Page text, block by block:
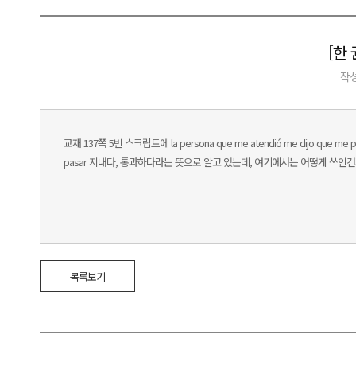
[한
작
교재 137쪽 5번 스크립트에 la persona que me atendió me dijo que
pasar 지내다, 통과하다라는 뜻으로 알고 있는데, 여기에서는 어떻게 쓰인
목록보기